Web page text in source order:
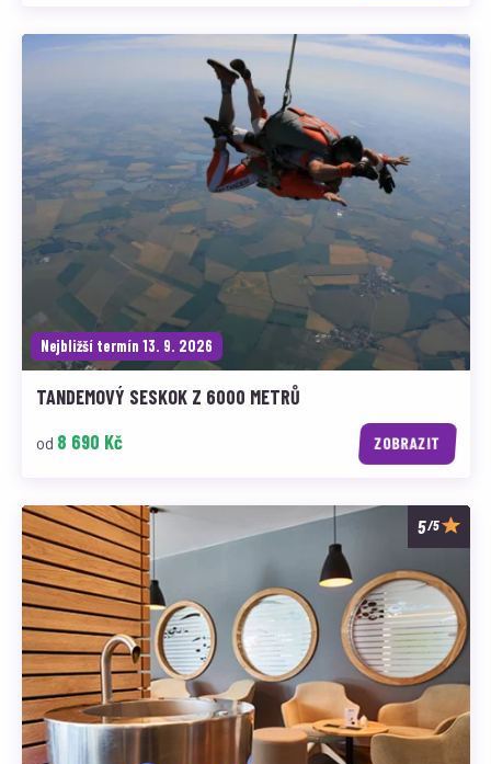
Nejbližší termín 13. 9. 2026
TANDEMOVÝ SESKOK Z 6000 METRŮ
od 8 690 Kč ZOBRAZIT
/5